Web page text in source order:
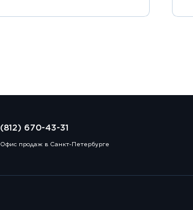
(812) 670-43-31
Офис продаж в Санкт-Петербурге